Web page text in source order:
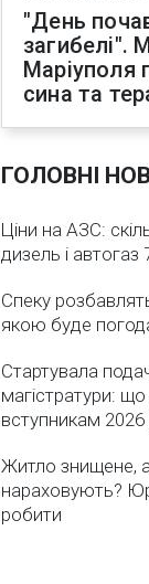
"День
загибелі".
Маріуполя
сина та
ГОЛОВНІ
Ціни на АЗС:
дизель і автогаз
Спеку
якою буде
Стартувала
магістратури:
вступникам 2026
Житло знищене,
нараховують?
робити